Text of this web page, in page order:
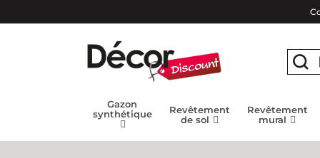
Gazon
synthétique
Revêtement
de sol
Revêtement
mural